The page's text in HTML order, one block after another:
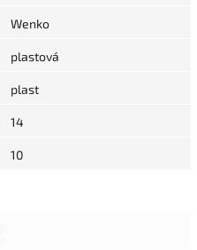
Wenko
plastová
plast
14
10